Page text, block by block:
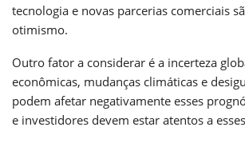
tecnologia e novas parcerias comerciais
otimismo.
Outro fator a considerar é a incerteza
econômicas, mudanças climáticas e
podem afetar negativamente esses
e investidores devem estar atentos a